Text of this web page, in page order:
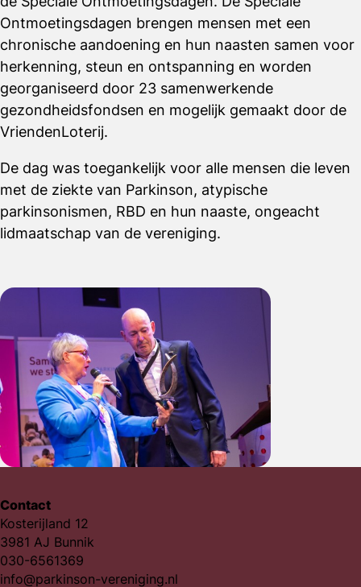
Ontmoetingsdagen brengen mensen met een
chronische aandoening en hun naasten samen voor
herkenning, steun en ontspanning en worden
georganiseerd door 23 samenwerkende
gezondheidsfondsen en mogelijk gemaakt door de
VriendenLoterij.
De dag was toegankelijk voor alle mensen die leven
met de ziekte van Parkinson, atypische
parkinsonismen, RBD en hun naaste, ongeacht
lidmaatschap van de vereniging.
Contact
Kosterijland 12
3981 AJ Bunnik
030-6561369
info@parkinson-vereniging.nl